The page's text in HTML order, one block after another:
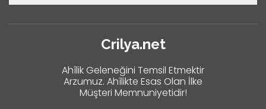
Crilya.net
Ahîlik Geleneğini Temsil Etmektir
Arzumuz. Ahîlikte Esas Olan İlke
Müşteri Memnuniyetidir!